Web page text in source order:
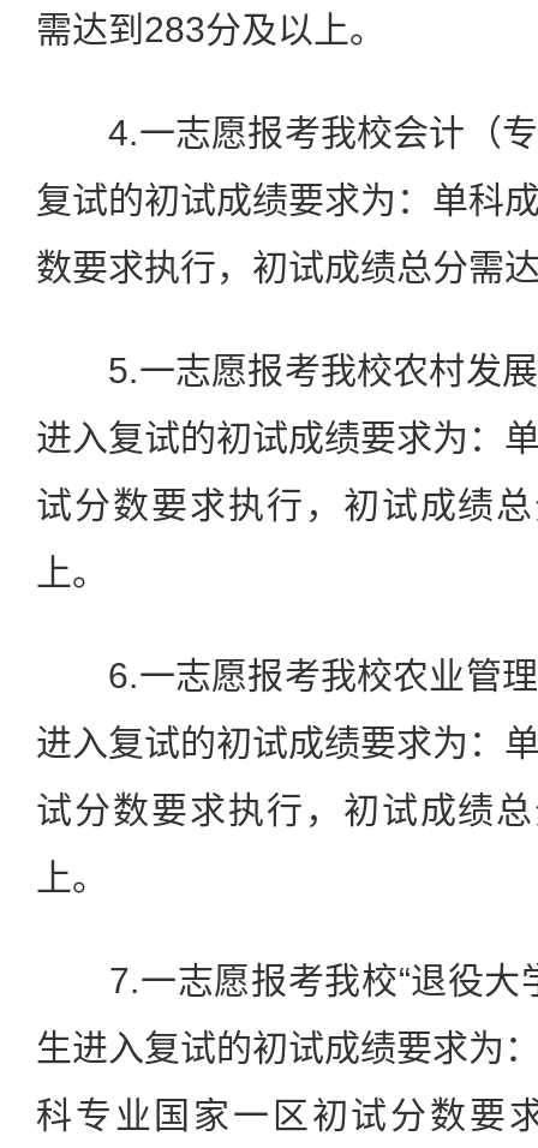
需达到283分及以上。
4.一志愿报考我校会计（专
复试的初试成绩要求为：单科
数要求执行，初试成绩总分需
5.一志愿报考我校农村发展
进入复试的初试成绩要求为：
试分数要求执行，初试成绩
上。
6.一志愿报考我校农业管理
进入复试的初试成绩要求为：
试分数要求执行，初试成绩
上。
7.一志愿报考我校“退役大
生进入复试的初试成绩要求为
科专业国家一区初试分数要